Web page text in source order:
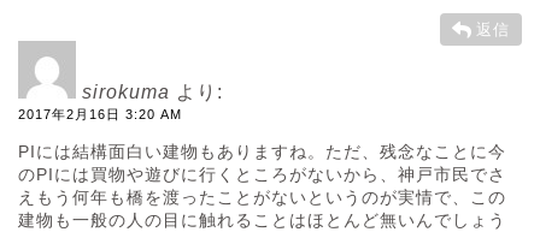
返信
sirokuma より:
2017年2月16日 3:20 AM
PIには結構面白い建物もありますね。ただ、残念なことに今
のPIには買物や遊びに行くところがないから、神戸市民でさ
えもう何年も橋を渡ったことがないというのが実情で、この
建物も一般の人の目に触れることはほとんど無いんでしょう